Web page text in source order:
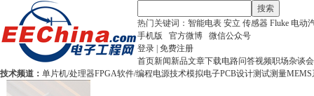
搜索
热门关键词： 智能电表 安立 传感器 Fluke 电动
手机版
官方微博
微信公众号
登录 免费注册
首页新闻新品文章下载电路问答视频职场杂谈
技术频道： 单片机/处理器FPGA软件/编程电源技术模拟电子PCB设计测试测量MEMS